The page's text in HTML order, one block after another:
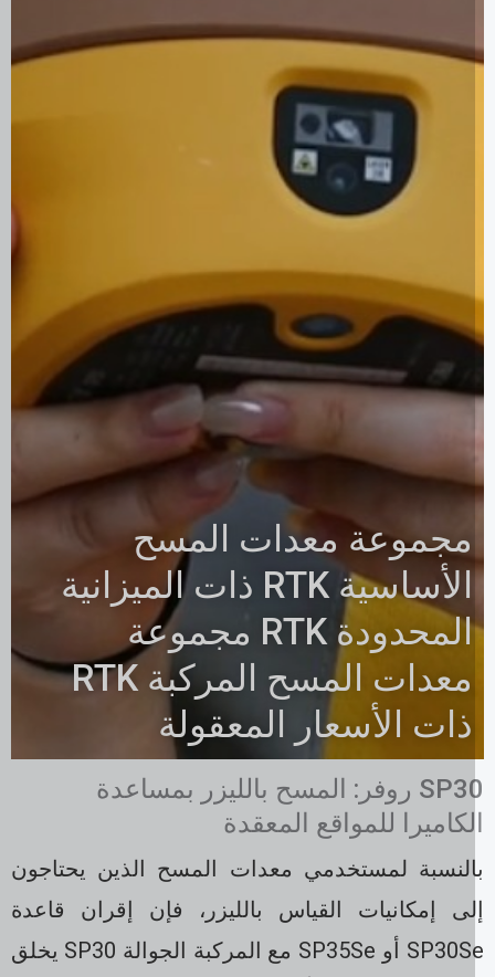
مجموعة معدات المسح
الأساسية RTK ذات الميزانية
المحدودة RTK مجموعة
معدات المسح المركبة RTK
ذات الأسعار المعقولة
SP30 روفر: المسح بالليزر بمساعدة
للمواقع المعقدة
لمستخدمي معدات المسح الذين يحتاجون
إمكانيات القياس بالليزر، فإن إقران قاعدة
SP30Se أو SP35Se مع المركبة الجوالة SP30 يخلق